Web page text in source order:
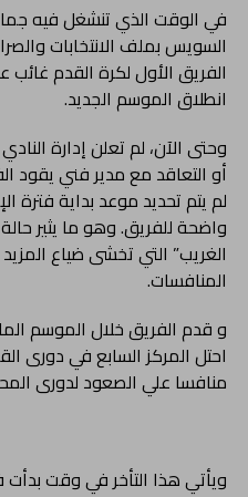
في الوقت الذي تنشغل فيه
السويس بملف الانتخابات
الفريق الأول لكرة القدم
انطلاق الموسم الجديد.
وحتى الآن، لم تعلن إدارة
أو التعاقد مع مدير فني يقود
لم يتم تحديد موعد بداية
واضحة للفريق. وهو ما يثير
الغريب” التي تخشى ضياع
المنافسات.
و قدم الفريق خلال الموسم
احتل المركز السابع في دورى
منافسا علي الصعود لدورى
ويأتي هذا التأخر في وقت